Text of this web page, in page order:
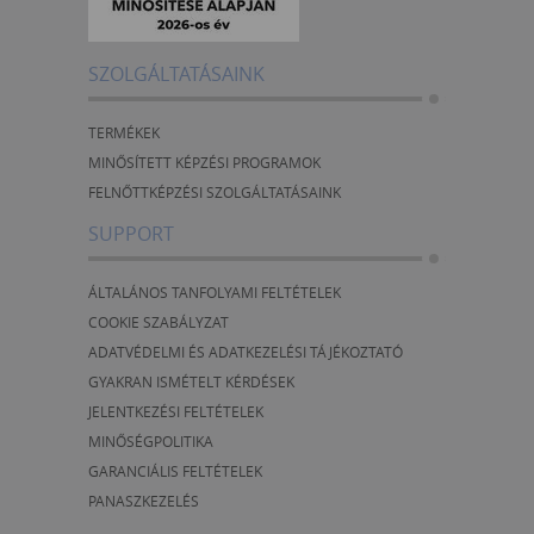
SZOLGÁLTATÁSAINK
TERMÉKEK
MINŐSÍTETT KÉPZÉSI PROGRAMOK
FELNŐTTKÉPZÉSI SZOLGÁLTATÁSAINK
SUPPORT
ÁLTALÁNOS TANFOLYAMI FELTÉTELEK
COOKIE SZABÁLYZAT
ADATVÉDELMI ÉS ADATKEZELÉSI TÁJÉKOZTATÓ
GYAKRAN ISMÉTELT KÉRDÉSEK
JELENTKEZÉSI FELTÉTELEK
MINŐSÉGPOLITIKA
GARANCIÁLIS FELTÉTELEK
PANASZKEZELÉS